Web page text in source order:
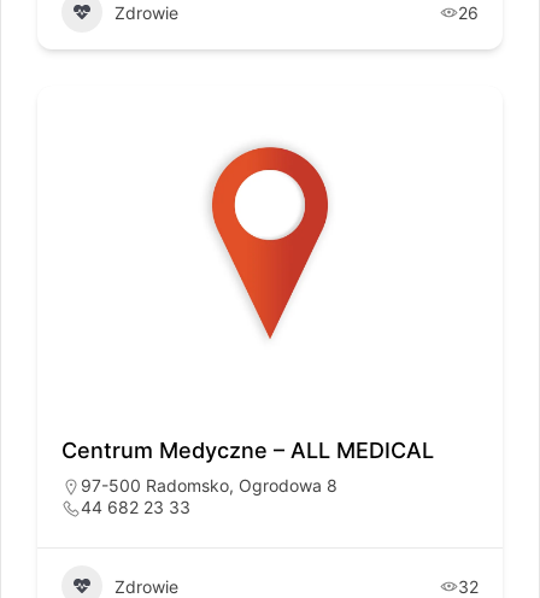
Zdrowie 26
Centrum Medyczne – ALL MEDICAL
97-500 Radomsko, Ogrodowa 8
44 682 23 33
Zdrowie 32